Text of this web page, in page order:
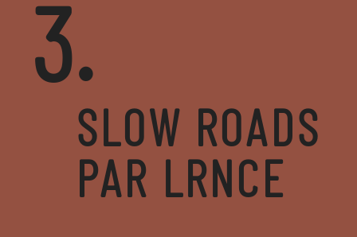
3.
SLOW ROADS
PAR LRNCE